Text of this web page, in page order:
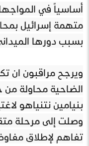
أساسياً في
متهمة إسرائيل
بسبب دورها
ويرجح مراقبون ان
الضاحية محاولة من
بنيامين نتنياهو
وصلت إلى مرحلة
تفاهم لإطلاق